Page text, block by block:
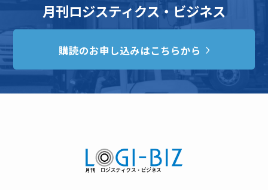
月刊ロジスティクス・ビジネス
購読のお申し込みはこちらから